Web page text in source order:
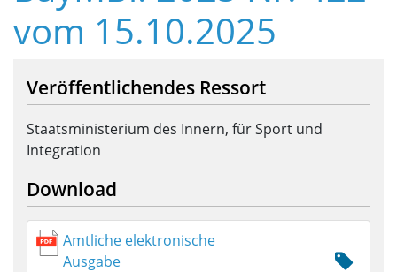
vom 15.10.2025
Veröffentlichendes Ressort
Staatsministerium des Innern, für Sport und
Integration
Download
Amtliche elektronische
Ausgabe